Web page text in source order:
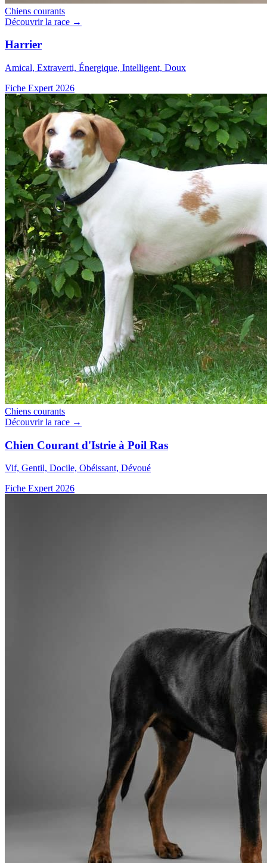
Chiens courants
Découvrir la race →
Harrier
Amical, Extraverti, Énergique, Intelligent, Doux
Fiche Expert 2026
Chiens courants
Découvrir la race →
Chien Courant d'Istrie à Poil Ras
Vif, Gentil, Docile, Obéissant, Dévoué
Fiche Expert 2026